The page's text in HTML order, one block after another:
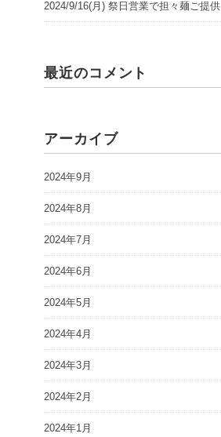
2024/9/16(月) 祭日営業で担々麺ご提供
最近のコメント
アーカイブ
2024年9月
2024年8月
2024年7月
2024年6月
2024年5月
2024年4月
2024年3月
2024年2月
2024年1月